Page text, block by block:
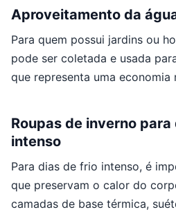
Aproveitamento da
Para quem possui jardins ou
pode ser coletada e usada
que representa uma economia
Roupas de inverno
intenso
Para dias de frio intenso, é
que preservam o calor do
camadas de base térmica,